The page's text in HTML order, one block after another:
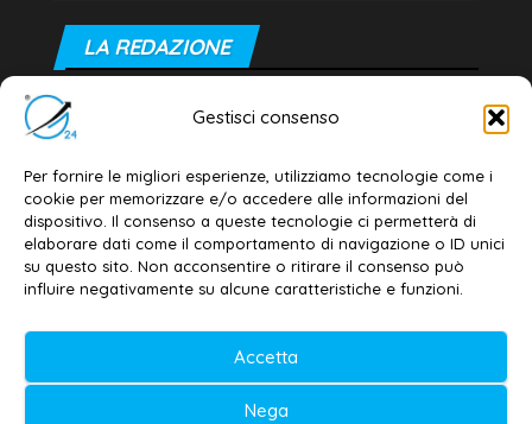
Gestisci consenso
Per fornire le migliori esperienze, utilizziamo tecnologie come i
cookie per memorizzare e/o accedere alle informazioni del
dispositivo. Il consenso a queste tecnologie ci permetterà di
elaborare dati come il comportamento di navigazione o ID unici
su questo sito. Non acconsentire o ritirare il consenso può
influire negativamente su alcune caratteristiche e funzioni.
Accetta
Nega
LA REDAZIONE
Editore e direttore responsabile:
Dott. Daniele G. Masciullo
Email: redazione@galatina24.it
Contatti –Disclaimer
Privacy policy –Cookie policy
© 2020-2026 | Galatina24 ®
Testata iscritta al n. 11/2020 Registro della